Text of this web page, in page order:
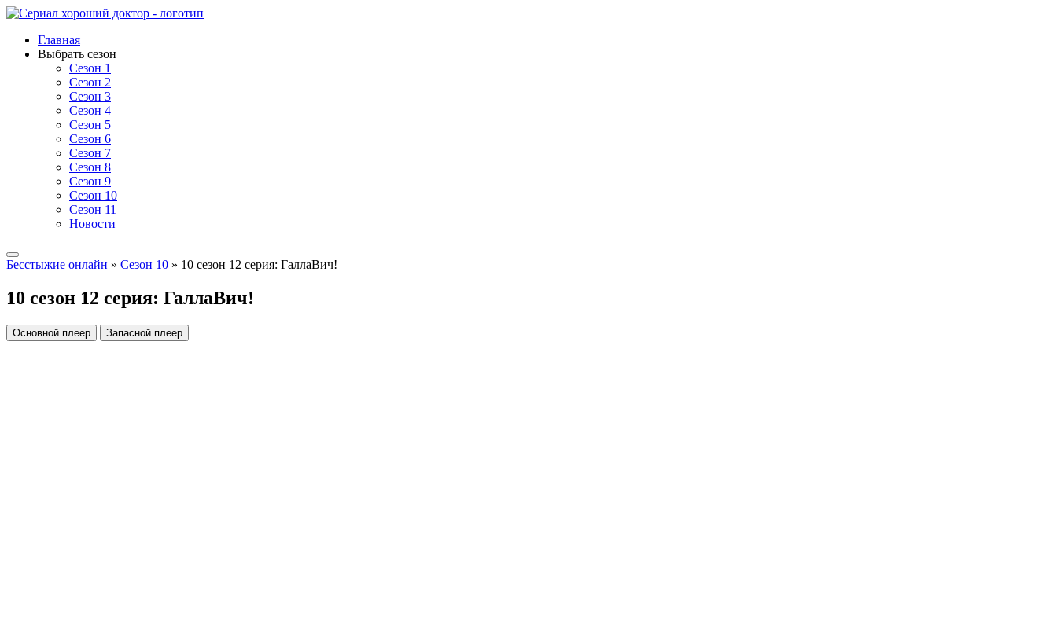
Главная
Выбрать сезон
Сезон 1
Сезон 2
Сезон 3
Сезон 4
Сезон 5
Сезон 6
Сезон 7
Сезон 8
Сезон 9
Сезон 10
Сезон 11
Новости
Бесстыжие онлайн » Сезон 10 » 10 сезон 12 серия: ГаллаВич!
10 сезон 12 серия: ГаллаВич!
Основной плеер Запасной плеер